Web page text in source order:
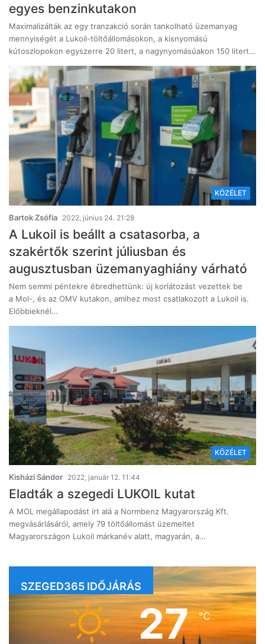
egyes benzinkutakon
Maximalizálták az egy tranzakció során tankolható üzemanyag
mennyiségét a Lukoil-töltőállomásokon, a kisnyomású
kútoszlopokon egyszerre 20 litert, a nagynyomásúakon 150 litert…
KÖZÉLET
Bartok Zsófia 2022, június 24. 21:28
A Lukoil is beállt a csatasorba, a
szakértők szerint júliusban és
augusztusban üzemanyaghiány várható
Nem semmi péntekre ébredhettünk: új korlátozást vezettek be
a Mol-, és az OMV kutakon, amihez most csatlakozott a Lukoil is.
Előbbieknél…
KÖZÉLET
Kisházi Sándor 2022, január 12. 11:44
Eladták a szegedi LUKOIL kutat
A MOL megállapodást írt alá a Normbenz Magyarország Kft.
megvásárlásáról, amely 79 töltőállomást üzemeltet
Magyarországon Lukoil márkanév alatt, magyarán, a…
SZEGED365 IDŐJÁRÁS
27℃